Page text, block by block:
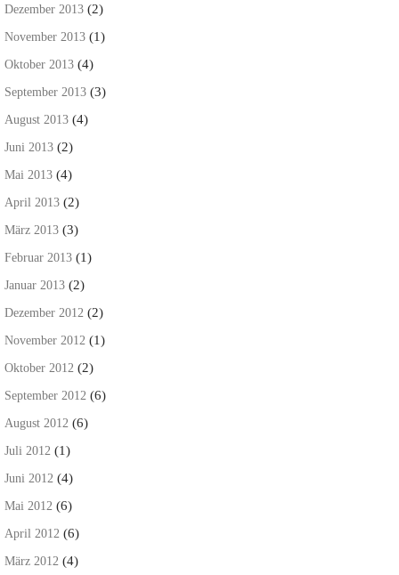
Dezember 2013 (2)
November 2013 (1)
Oktober 2013 (4)
September 2013 (3)
August 2013 (4)
Juni 2013 (2)
Mai 2013 (4)
April 2013 (2)
März 2013 (3)
Februar 2013 (1)
Januar 2013 (2)
Dezember 2012 (2)
November 2012 (1)
Oktober 2012 (2)
September 2012 (6)
August 2012 (6)
Juli 2012 (1)
Juni 2012 (4)
Mai 2012 (6)
April 2012 (6)
März 2012 (4)